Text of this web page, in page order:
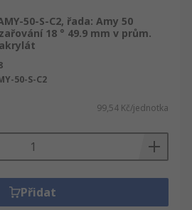
50-S-C2, řada: Amy 50
18 ° 49.9 mm v prům.
50-S-C2
99,54 Kč/jednotka
Přidat